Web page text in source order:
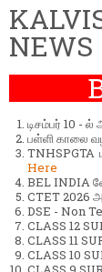
NEWS
டிசம்பர் 10 -
பள்ளி காலை
TNHSPGTA
Here
BEL INDIA
CTET 2026
DSE - Non
CLASS 12
CLASS 11
CLASS 10